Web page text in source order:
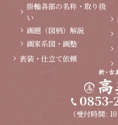
掛軸各部の名称・取り扱
い
画題（図柄）解説
画家系図・画塾
表装・仕立て依頼
0853-
（受付時間: